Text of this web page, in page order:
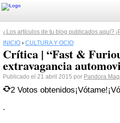
¿Los artículos de tu blog publicados aquí?
INICIO › CULTURA Y OCIO
Crítica | “Fast &
extravagancia
Publicado el 21 abril 2015 por Pandora
2 Votos obtenidos¡Vótame!
.